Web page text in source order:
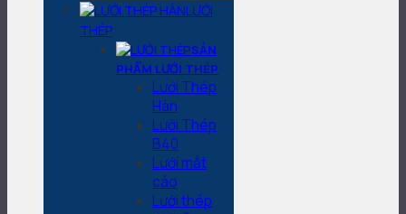
LƯỚI
THÉP
SẢN
PHẨM LƯỚI THÉP
Lưới Thép
Hàn
Lưới Thép
B40
Lưới mắt
cáo
Lưới thép